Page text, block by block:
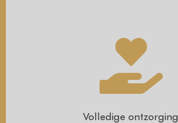

Volledige ontzorging